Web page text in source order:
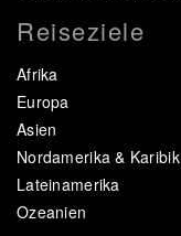
Reiseziele
Afrika
Europa
Asien
Nordamerika & Karibik
Lateinamerika
Ozeanien